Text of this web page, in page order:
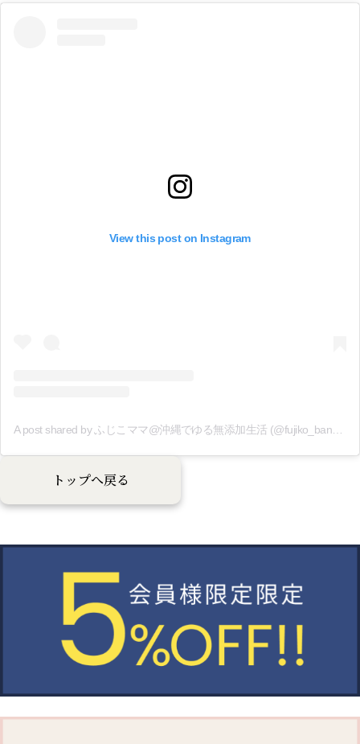
View this post on Instagram
A post shared by ふじこママ@沖縄でゆる無添加生活 (@fujiko_bannai)
トップへ戻る